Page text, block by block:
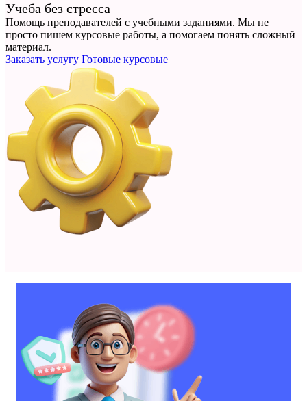
Учеба без стресса
Помощь преподавателей с учебными заданиями. Мы не
просто пишем курсовые работы, а помогаем понять сложный
материал.
Заказать услугу Готовые курсовые